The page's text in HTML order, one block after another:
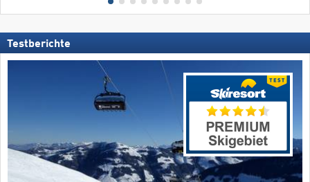
Testberichte